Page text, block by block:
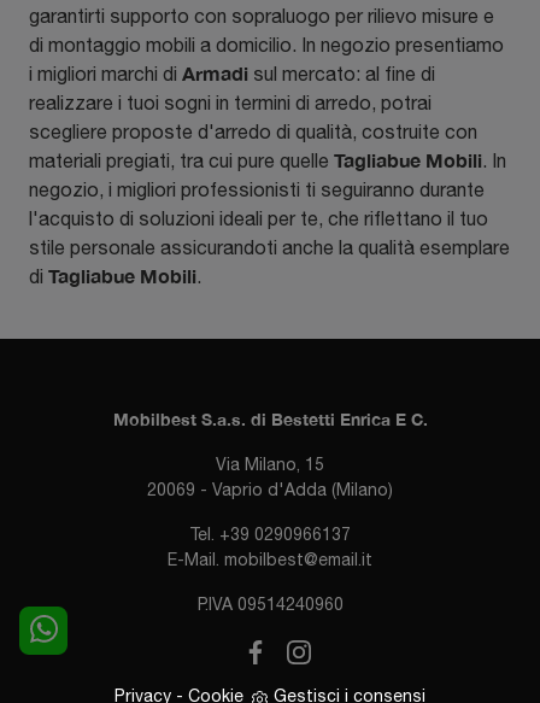
garantirti supporto con sopraluogo per rilievo misure e
di montaggio mobili a domicilio. In negozio presentiamo
i migliori marchi di Armadi sul mercato: al fine di
realizzare i tuoi sogni in termini di arredo, potrai
scegliere proposte d'arredo di qualità, costruite con
materiali pregiati, tra cui pure quelle Tagliabue Mobili. In
negozio, i migliori professionisti ti seguiranno durante
l'acquisto di soluzioni ideali per te, che riflettano il tuo
stile personale assicurandoti anche la qualità esemplare
di Tagliabue Mobili.
Mobilbest S.a.s. di Bestetti Enrica E C.
Via Milano, 15
20069 - Vaprio d'Adda (Milano)
Tel. +39 0290966137
E-Mail. mobilbest@email.it
P.IVA 09514240960
Privacy - Cookie Gestisci i consensi